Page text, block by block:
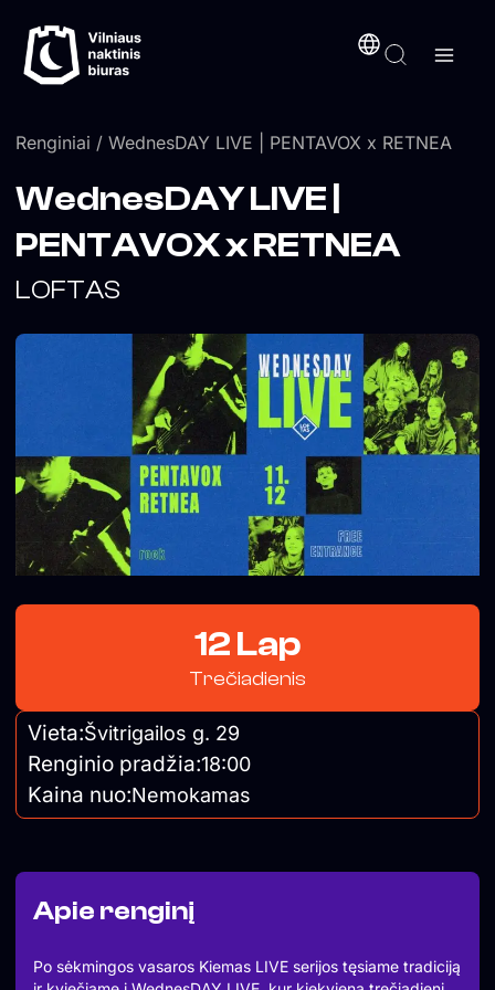
prie
turinio
Renginiai / WednesDAY LIVE | PENTAVOX x RETNEA
Apie renginį
Po sėkmingos vasaros Kiemas LIVE serijos tęsiame tradiciją
WednesDAY LIVE |
PENTAVOX x RETNEA
LOFTAS
12 Lap
Trečiadienis
Vieta:Švitrigailos g. 29
Renginio pradžia:18:00
Kaina nuo:Nemokamas